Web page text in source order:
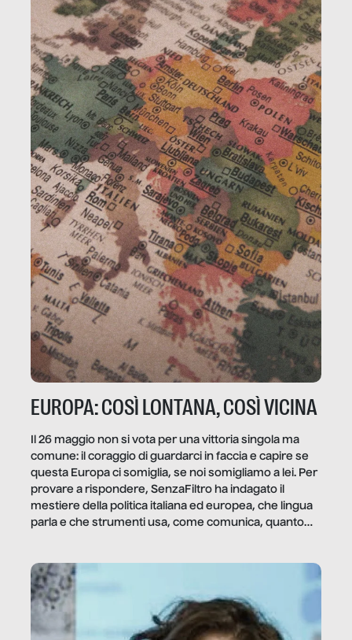
EUROPA: COSÌ LONTANA, COSÌ VICINA
Il 26 maggio non si vota per una vittoria singola ma
comune: il coraggio di guardarci in faccia e capire se
questa Europa ci somiglia, se noi somigliamo a lei. Per
provare a rispondere, SenzaFiltro ha indagato il
mestiere della politica italiana ed europea, che lingua
parla e che strumenti usa, come comunica, quanto